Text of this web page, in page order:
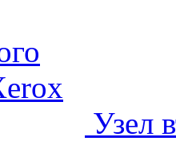
Узел